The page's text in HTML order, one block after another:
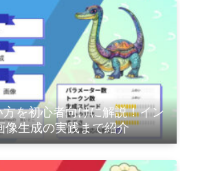
を初心者向けに解説！イン
像生成の実践まで紹介